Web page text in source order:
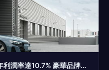
奧迪集團銷量創歷史新高 上半年利潤率達10.7% 豪華品牌實力彰顯